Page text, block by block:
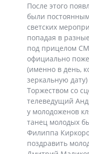
После этого
были
светских
попадая в
под прицелом
официально
(именно в день,
зеркальную
Торжеством со
телеведущий
у молодоженов
танец молодых
Филиппа
поздравить